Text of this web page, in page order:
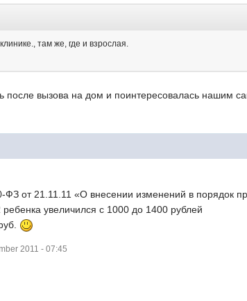
там же, где и взрослая.
вызова на дом и поинтересовалась нашим
от 21.11.11 «О внесении изменений в порядок
увеличился с 1000 до 1400 рублей
2011 - 07:45